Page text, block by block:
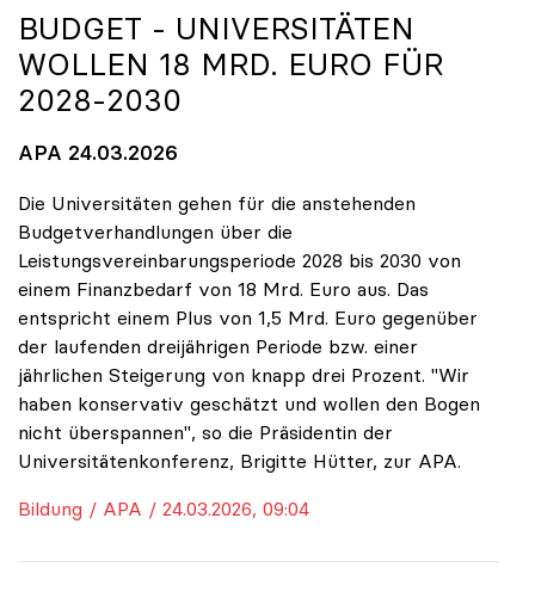
BUDGET - UNIVERSITÄTEN
WOLLEN 18 MRD. EURO FÜR
2028-2030
APA 24.03.2026
Die Universitäten gehen für die anstehenden
Budgetverhandlungen über die
Leistungsvereinbarungsperiode 2028 bis 2030 von
einem Finanzbedarf von 18 Mrd. Euro aus. Das
entspricht einem Plus von 1,5 Mrd. Euro gegenüber
der laufenden dreijährigen Periode bzw. einer
jährlichen Steigerung von knapp drei Prozent. "Wir
haben konservativ geschätzt und wollen den Bogen
nicht überspannen", so die Präsidentin der
Universitätenkonferenz, Brigitte Hütter, zur APA.
Bildung / APA / 24.03.2026, 09:04